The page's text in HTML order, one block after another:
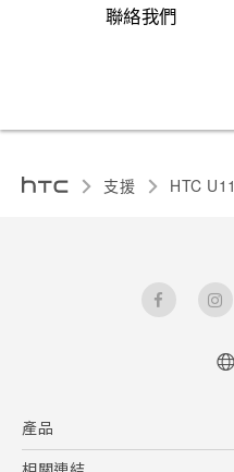
聯絡我們
支援 HTC U11‎
產品
5G